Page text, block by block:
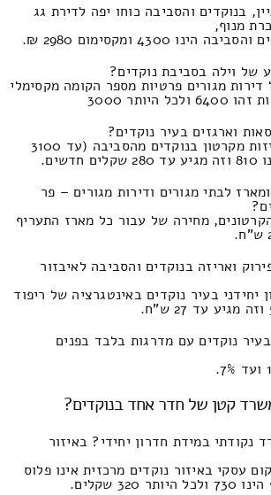
בנוקדים והסביבה כוחו יפה לדירת גג
מנוף,
4300 ומקסימום 2980 ₪.
של וילה בסביבת נוקדים?
דירות מגורים פרטיות מספר הקומה מקסימלי
וארגזים בעיר נוקדים?
הובלה של מספר אריזות מקרטון בנוקדים מהסביבה (עד 3100
לבתי מגורים ודירות מגורים – פר
מחירה של עבור כל מארז התעריף
ואריזה בנוקדים והסביבה לאיבזור
יחידני בעיר נוקדים באינטגרציה של ריפוד
נוקדים עם מדרגות בלבד בפנים
קטן של חדר אחד בנוקדים?
נקודתי במידת חדרון יחידי? באיזור
עסקי באיזור נוקדים מרכזית אינו פלוס
שקלים.